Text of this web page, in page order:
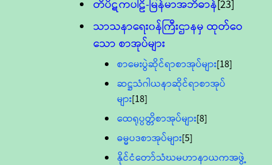
တိပိဋကပါဠိ-မြန်မာအဘိဓာန်[23]
သာသနာရေး၀န်ကြီးဌာနမှ ထုတ်ဝေ
သော စာအုပ်များ
စာမေးပွဲဆိုင်ရာစာအုပ်များ[18]
ဆဋ္ဌသံဂါယနာဆိုင်ရာစာအုပ်
များ[18]
ထေရုပ္ပတ္တိစာအုပ်များ[8]
ဓမ္မပဒစာအုပ်များ[5]
နိုင်ငံတော်သံဃမဟာနာယကအဖွဲ့